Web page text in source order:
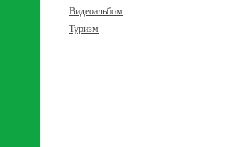
Видеоальбом
Туризм